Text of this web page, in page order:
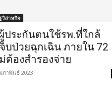
วิสาหกิจ
ประกันตนใช้รพ.ที่ใกล้
บป่วยฉุกเฉิน ภายใน 72
ต้องสำรองจ่าย
ภาพันธ์ 2023